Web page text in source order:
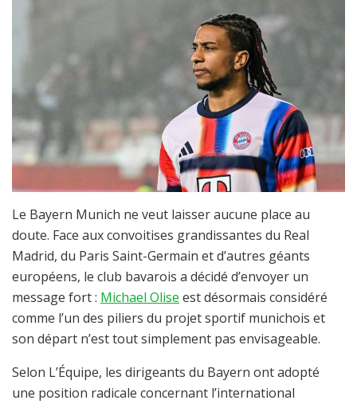
Le Bayern Munich ne veut laisser aucune place au
doute. Face aux convoitises grandissantes du Real
Madrid, du Paris Saint-Germain et d’autres géants
européens, le club bavarois a décidé d’envoyer un
message fort : Michael Olise est désormais considéré
comme l’un des piliers du projet sportif munichois et
son départ n’est tout simplement pas envisageable.
Selon L’Équipe, les dirigeants du Bayern ont adopté
une position radicale concernant l’international